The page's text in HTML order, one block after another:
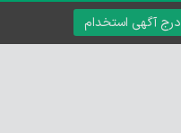
درج آگهی استخدام